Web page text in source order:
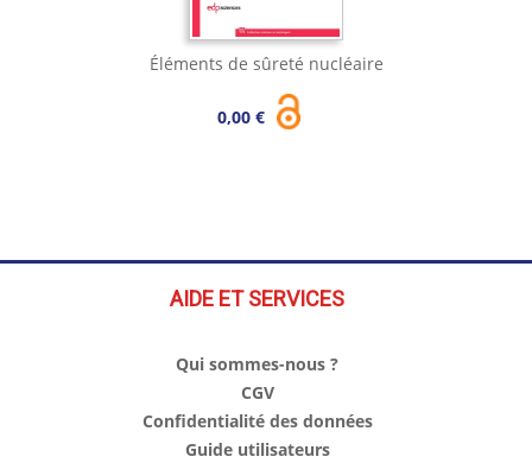
Éléments de sûreté nucléaire
0,00 €
AIDE ET SERVICES
Qui sommes-nous ?
CGV
Confidentialité des données
Guide utilisateurs